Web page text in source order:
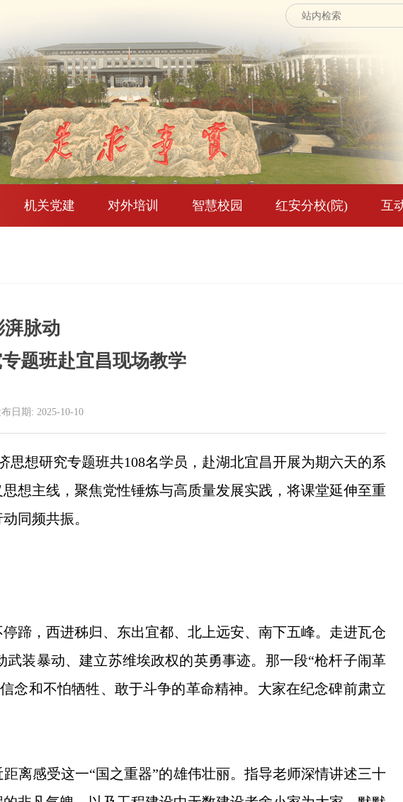
机关党建 对外培训 智慧校园 红安分校(院) 互
脉动
题班赴宜昌现场教学
期: 2025-10-10
思想研究专题班共108名学员，赴湖北宜昌开展为期六天的系
想主线，聚焦党性锤炼与高质量发展实践，将课堂延伸至重
同频共振。
蹄，西进秭归、东出宜都、北上远安、南下五峰。走进瓦仓
装暴动、建立苏维埃政权的英勇事迹。那一段“枪杆子闹革
念和不怕牺牲、敢于斗争的革命精神。大家在纪念碑前肃立
离感受这一“国之重器”的雄伟壮丽。指导老师深情讲述三十